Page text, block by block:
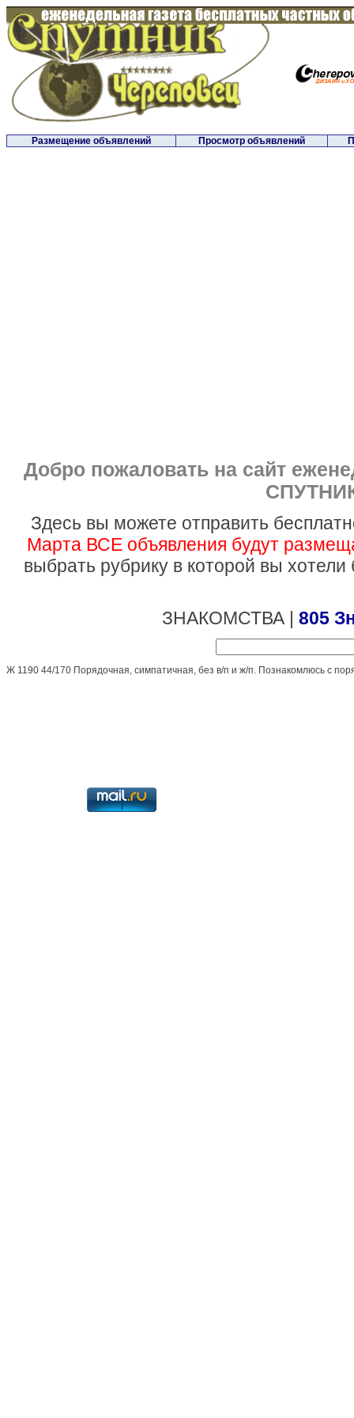
Размещение объявлений Просмотр объявлений
Добро пожаловать на сайт
Здесь вы можете отправить
Марта ВСЕ объявления будут
выбрать рубрику в которой вы
ЗНАКОМСТВА | 805
Ж 1190 44/170 Порядочная, симпатичная, без в/п и ж/п. Познакомлюсь с